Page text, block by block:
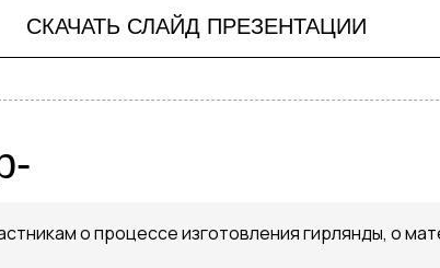
СКАЧАТЬ СЛАЙД ПРЕЗЕНТАЦИИ
о процессе изготовления гирлянды, о